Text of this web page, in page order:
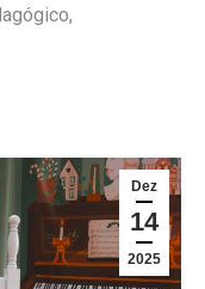
Dez
14
2025